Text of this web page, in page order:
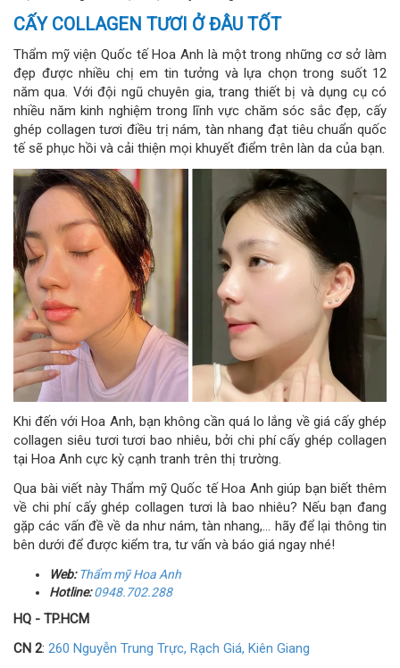
CẤY COLLAGEN TƯƠI Ở ĐÂU TỐT
Thẩm mỹ viện Quốc tế Hoa Anh là một trong những cơ sở làm
đẹp được nhiều chị em tin tưởng và lựa chọn trong suốt 12
năm qua. Với đội ngũ chuyên gia, trang thiết bị và dụng cụ có
nhiều năm kinh nghiệm trong lĩnh vực chăm sóc sắc đẹp, cấy
ghép collagen tươi điều trị nám, tàn nhang đạt tiêu chuẩn quốc
tế sẽ phục hồi và cải thiện mọi khuyết điểm trên làn da của bạn.
Khi đến với Hoa Anh, bạn không cần quá lo lắng về giá cấy ghép
collagen siêu tươi tươi bao nhiêu, bởi chi phí cấy ghép collagen
tại Hoa Anh cực kỳ cạnh tranh trên thị trường.
Qua bài viết này Thẩm mỹ Quốc tế Hoa Anh giúp bạn biết thêm
về chi phí cấy ghép collagen tươi là bao nhiêu? Nếu bạn đang
gặp các vấn đề về da như nám, tàn nhang,… hãy để lại thông tin
bên dưới để được kiểm tra, tư vấn và báo giá ngay nhé!
Web:ThẩmmỹHoa Anh
Hotline: 0948.702.288
HQ - TP.HCM
CN 2: 260 Nguyễn Trung Trực, Rạch Giá, Kiên Giang